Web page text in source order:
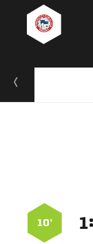
:
10’